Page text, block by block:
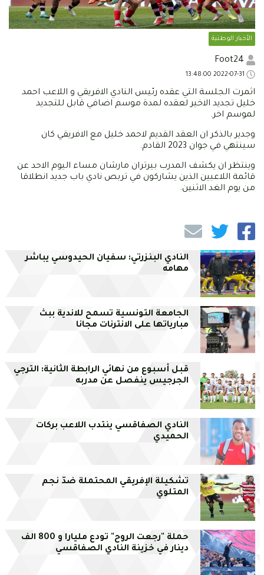
الأخبار الوطنية
اثمرت الجلسة التي عقده رئيس النادي الافريقي و اللاعب احمد
خليل تجديد الاخير لعقده لمدة موسم اضافي قابل للتجديد
لموسم اخر.
وجدير بالذكر ان العقد القديم لاحمد خليل مع الافريقي كان
سينتهي في جوان 2023 القادم.
وينتظر ان يكشف المدرب بيرتران مارشان مساء اليوم الاحد عن
قائمة اللاعبين الذين يشاركون في تربص نادي باب جديد انطلاقا
من يوم الغد الاثنين.
النادي البنزرتي: سفيان الحيدوسي يباشر
مهامه
الجامعة التونسية تسمح للاندية ببث
مبارياتها على الانترنات مجانا
قبل أسبوع من نهائي الرابطة الثانية: الترجي
الجرجيس ينفصل عن مدربه
النادي الصفاقسي ينتدب اللاعب بركات
الحميدي
تشكيلة الإفريقي المحتملة ضدّ نجم
المتلوي
حملة "رجعت الروح" تودع مليارا و 800 الف
دينار في خزينة النادي الصفاقسي